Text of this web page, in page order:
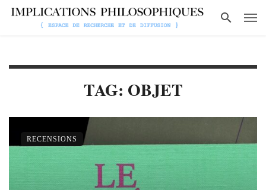
TAG: OBJET
RECENSIONS